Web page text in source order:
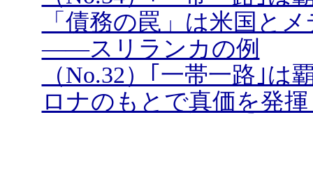
「債務の罠」は米国と
――スリランカの例
（No.32）｢一帯一路｣
ロナのもとで真価を発